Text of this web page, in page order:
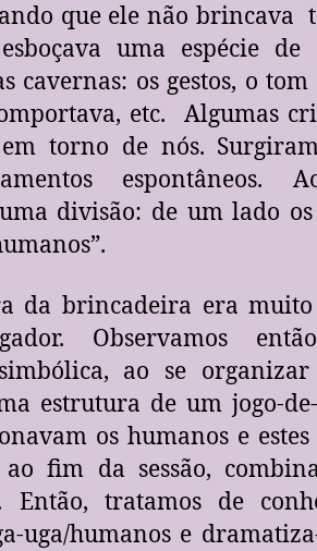
que ele não brincava
uma espécie
cavernas: os gestos, o
etc. Algumas
torno de nós.
espontâneos.
divisão: de um lado os
da brincadeira era
Observamos
ao se
estrutura de um jogo-
os humanos e
ao fim da sessão,
Então, tratamos de
uga/humanos e